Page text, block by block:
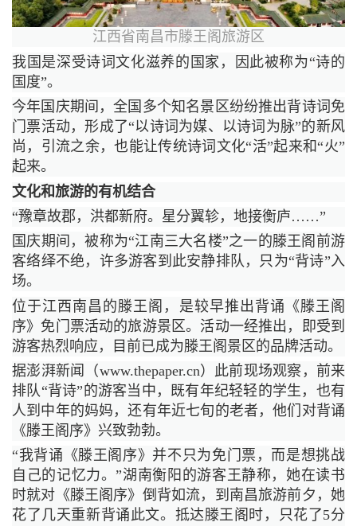
江西省南昌市滕王阁旅游区
我国是深受诗词文化滋养的国家，因此被称为“诗的
国度”。
今年国庆期间，全国多个知名景区纷纷推出背诗词免
门票活动，形成了“以诗词为媒、以诗词为脉”的新风
尚，引流之余，也能让传统诗词文化“活”起来和“火”
起来。
文化和旅游的有机结合
“豫章故郡，洪都新府。星分翼轸，地接衡庐……”
国庆期间，被称为“江南三大名楼”之一的滕王阁前游
客络绎不绝，许多游客到此安静排队，只为“背诗”入
场。
位于江西南昌的滕王阁，是较早推出背诵《滕王阁
序》免门票活动的旅游景区。活动一经推出，即受到
游客热烈响应，目前已成为滕王阁景区的品牌活动。
据澎湃新闻（www.thepaper.cn）此前现场观察，前来
排队“背诗”的游客当中，既有年纪轻轻的学生，也有
人到中年的妈妈，还有年近七旬的老者，他们对背诵
《滕王阁序》兴致勃勃。
“我背诵《滕王阁序》并不只为免门票，而是想挑战
自己的记忆力。”湖南衡阳的游客王静称，她在读书
时就对《滕王阁序》倒背如流，到南昌旅游前夕，她
花了几天重新背诵此文。抵达滕王阁时，只花了5分